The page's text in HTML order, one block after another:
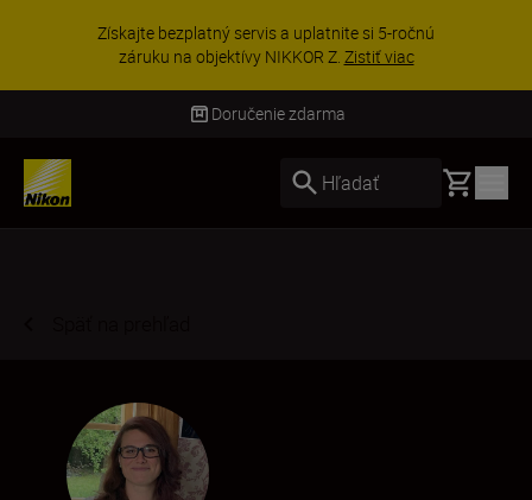
Získajte bezplatný servis a uplatnite si 5-ročnú
záruku na objektívy NIKKOR Z. Zistiť viac
Doručenie zdarma
Hľadať Basket